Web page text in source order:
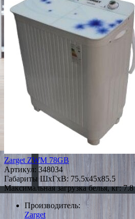
Zarget ZWM 78GB
Артикул: 348034
Габариты ШxГxВ: 75.5x45x85.5
Максимальная загрузка белья, кг: 7.8
Производитель:
Zarget